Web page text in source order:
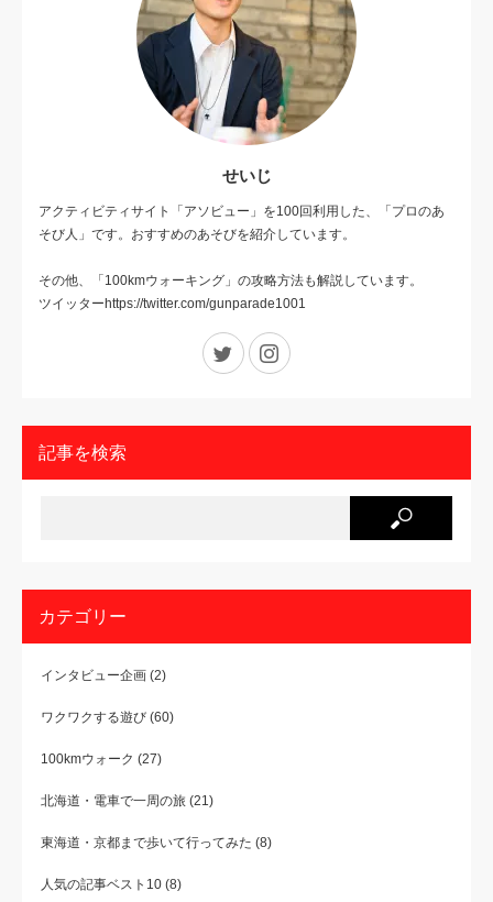
せいじ
アクティビティサイト「アソビュー」を100回利用した、「プロのあ
そび人」です。おすすめのあそびを紹介しています。
その他、「100kmウォーキング」の攻略方法も解説しています。
ツイッターhttps://twitter.com/gunparade1001
Twitter
記事を検索
カテゴリー
インタビュー企画 (2)
ワクワクする遊び (60)
100kmウォーク (27)
北海道・電車で一周の旅 (21)
東海道・京都まで歩いて行ってみた (8)
人気の記事ベスト10 (8)